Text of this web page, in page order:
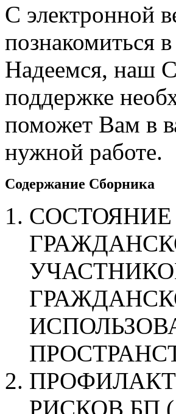
С электронной
познакомиться
Надеемся, наш
поддержке
поможет Вам в
нужной работе.
Содержание Сборника
РИСКОВ БП